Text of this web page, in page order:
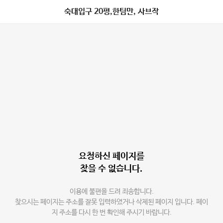
숙대입구 20평,한팀만, 사브작
요청하신 페이지를
찾을 수 없습니다.
이용에 불편을 드려 죄송합니다.
찾으시는 페이지는 주소를 잘못 입력하였거나 삭제된 페이지 입니다. 페이
지 주소를 다시 한 번 확인해 주시기 바랍니다.